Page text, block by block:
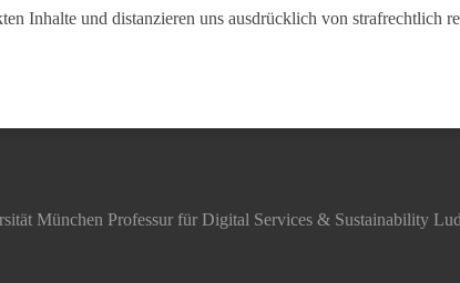
Inhalte und distanzieren uns ausdrücklich von strafrechtlich
München Professur für Digital Services & Sustainability